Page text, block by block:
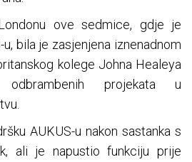
ove sedmice, gdje je
bila je zasjenjena iznenadnom
kolege Johna Healeya
odbrambenih projekata u
AUKUS-u nakon sastanka s
ali je napustio funkciju prije